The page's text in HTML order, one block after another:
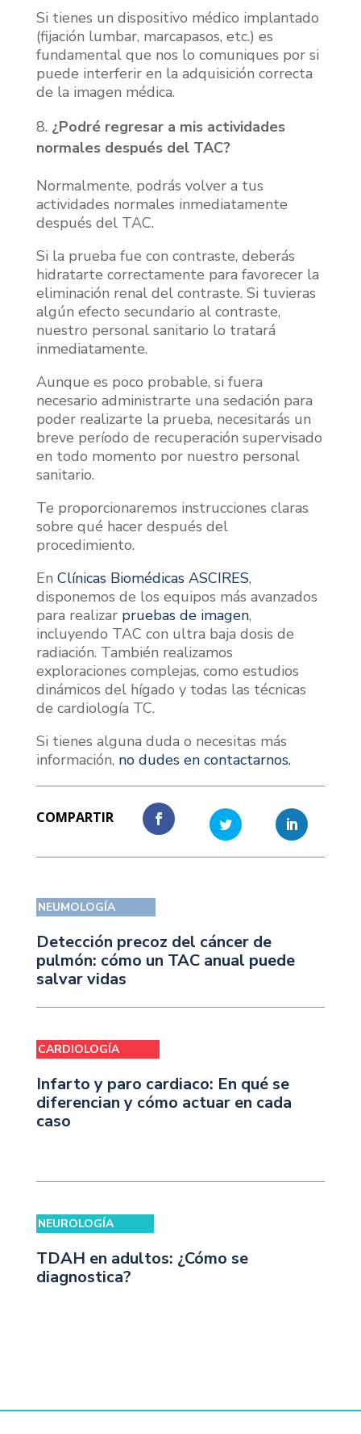
Si tienes un dispositivo médico implantado
(fijación lumbar, marcapasos, etc.) es
fundamental que nos lo comuniques por si
puede interferir en la adquisición correcta
de la imagen médica.
¿Podré regresar a mis actividades
normales después del TAC?
Normalmente, podrás volver a tus
actividades normales inmediatamente
después del TAC.
Si la prueba fue con contraste, deberás
hidratarte correctamente para favorecer la
eliminación renal del contraste. Si tuvieras
algún efecto secundario al contraste,
nuestro personal sanitario lo tratará
inmediatamente.
Aunque es poco probable, si fuera
necesario administrarte una sedación para
poder realizarte la prueba, necesitarás un
breve período de recuperación supervisado
en todo momento por nuestro personal
sanitario.
Te proporcionaremos instrucciones claras
sobre qué hacer después del
procedimiento.
En Clínicas Biomédicas ASCIRES,
disponemos de los equipos más avanzados
para realizar pruebas de imagen,
incluyendo TAC con ultra baja dosis de
radiación. También realizamos
exploraciones complejas, como estudios
dinámicos del hígado y todas las técnicas
de cardiología TC.
Si tienes alguna duda o necesitas más
información, no dudes en contactarnos.
NEUMOLOGÍA
Detección precoz del cáncer de
pulmón: cómo un TAC anual puede
salvar vidas
CARDIOLOGÍA
Infarto y paro cardiaco: En qué se
diferencian y cómo actuar en cada
caso
NEUROLOGÍA
TDAH en adultos: ¿Cómo se
diagnostica?